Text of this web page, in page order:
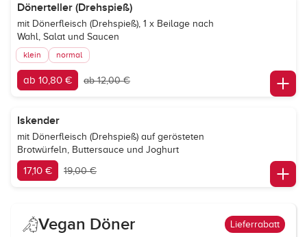
Dönerteller (Drehspieß)
mit Dönerfleisch (Drehspieß), 1 x Beilage nach
Wahl, Salat und Saucen
klein normal
ab 10,80 € ab 12,00 €
Iskender
mit Dönerfleisch (Drehspieß) auf gerösteten
Brotwürfeln, Buttersauce und Joghurt
17,10 € 19,00 €
Vegan Döner Lieferrabatt